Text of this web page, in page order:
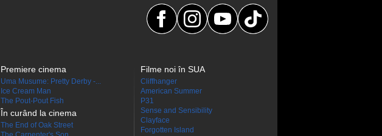
Premiere cinema
Uma Musume: Pretty Derby -...
Ice Cream Man
The Pout-Pout Fish
În curând la cinema
The End of Oak Street
Filme noi în SUA
Cliffhanger
American Summer
P31
Sense and Sensibility
Clayface
Forgotten Island